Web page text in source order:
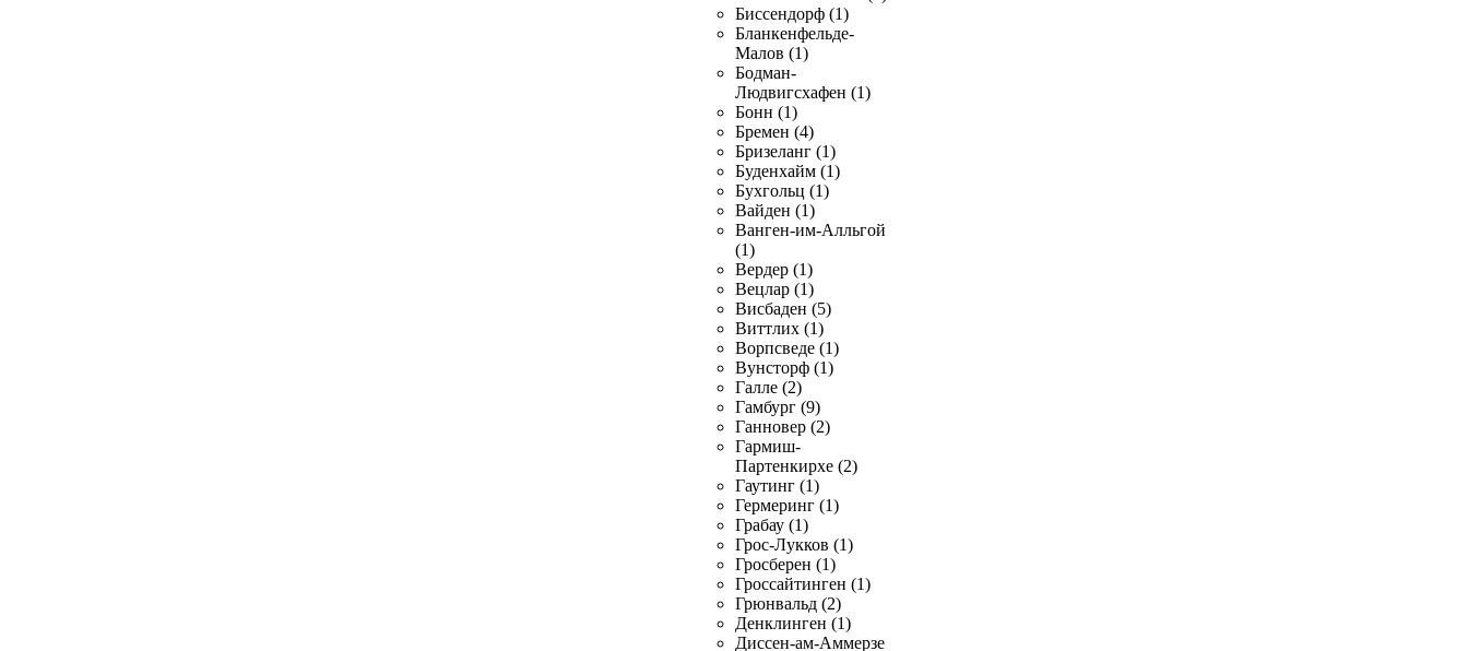
Биссендорф (1)
Бланкенфельде-
Малов (1)
Бодман-
Людвигсхафен (1)
Бонн (1)
Бремен (4)
Бризеланг (1)
Буденхайм (1)
Бухгольц (1)
Вайден (1)
Ванген-им-Алльгой
(1)
Вердер (1)
Вецлар (1)
Висбаден (5)
Виттлих (1)
Ворпсведе (1)
Вунсторф (1)
Галле (2)
Гамбург (9)
Ганновер (2)
Гармиш-
Партенкирхе (2)
Гаутинг (1)
Гермеринг (1)
Грабау (1)
Грос-Лукков (1)
Гросберен (1)
Гроссайтинген (1)
Грюнвальд (2)
Денклинген (1)
Диссен-ам-Аммерзе